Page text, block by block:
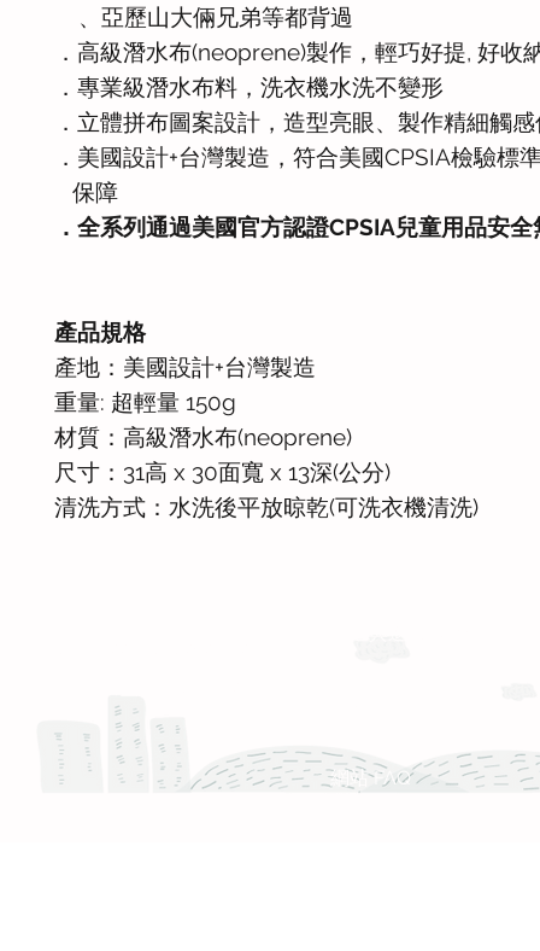
、亞歷山大倆兄弟等都背過
．高級潛水布(neoprene)製作，輕巧好提, 好收
．專業級潛水布料，洗衣機水洗不變形
．立體拼布圖案設計，造型亮眼、製作精細觸
．美國設計+台灣製造，符合美國CPSIA檢驗標
保障
．全系列通過美國官方認證CPSIA兒童用品安
產品規格
產地：美國設計+台灣製造
重量: 超輕量 150g
材質：高級潛水布(neoprene)
尺寸：31高 x 30面寬 x 13深(公分)
清洗方式：水洗後平放晾乾(可洗衣機清洗)
網站 FAQ